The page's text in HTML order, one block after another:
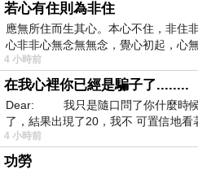
若心有住則為非住
應無所住而生其心。本心不住，非住
心非非心無念無無念，覺心初起，心
4 小時前
在我心裡你已經是騙子了........
Dear: 我只是隨口問了你什麼時候
了，結果出現了20，我不 可置信地看
4 小時前
功勞